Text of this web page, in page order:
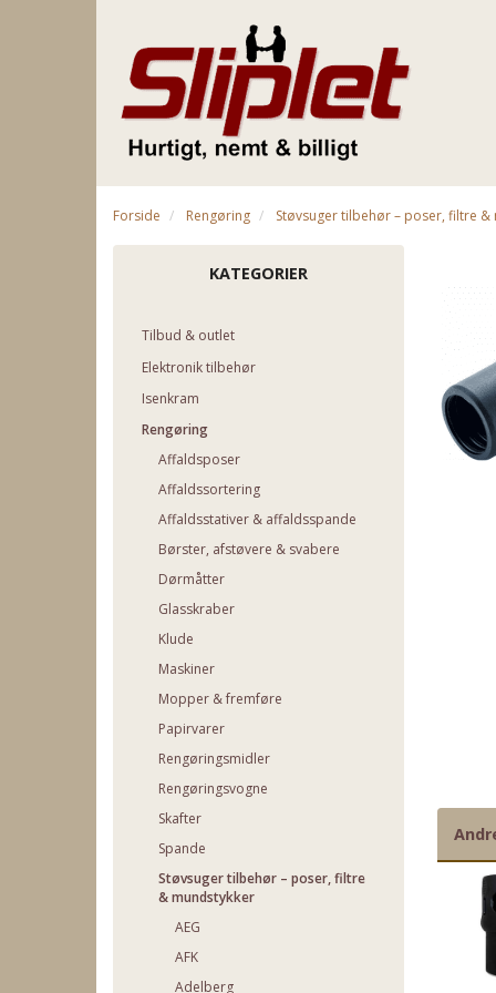
Forside Rengøring Støvsuger tilbehør – poser, filtre &
KATEGORIER
Tilbud & outlet
Elektronik tilbehør
Isenkram
Rengøring
Affaldsposer
Affaldssortering
Affaldsstativer & affaldsspande
Børster, afstøvere & svabere
Dørmåtter
Glasskraber
Klude
Maskiner
Mopper & fremføre
Papirvarer
Rengøringsmidler
Rengøringsvogne
Skafter
Spande
Støvsuger tilbehør – poser, filtre
& mundstykker
AEG
AFK
Adelberg